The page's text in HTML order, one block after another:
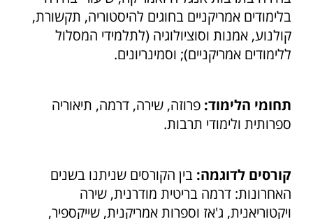
בלימודים אמריקניים בחוגים להיסטוריה, תקשורת,
קולנוע, אמנות וסוציולוגיה (לתלמידי המסלול
ללימודים אמריקניים); וסמינריונים.
תחומי הלימוד:פרוזה, שירה, דרמה, תיאוריה
ספרותית ולימודי תרבות.
קורסים לדוגמה:בין הקורסים שניתנו בשנים
האחרונות: דרמה בריטית מודרנית, שירה
ויקטוריאנית, ג'אז וספרות אמריקנית, שייקספיר,